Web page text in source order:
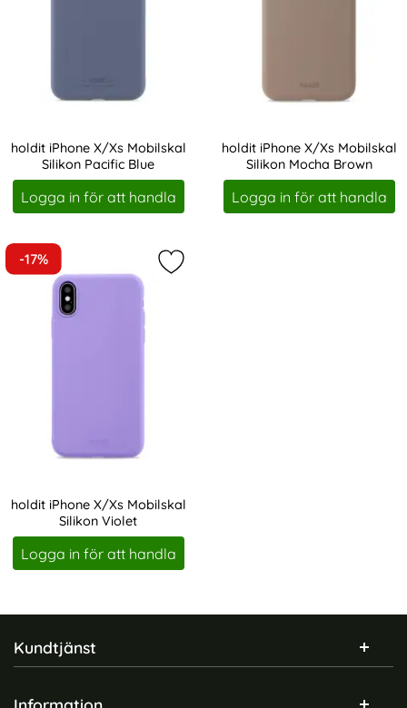
holdit iPhone X/Xs Mobilskal
Silikon Pacific Blue
Art. nr 203836
Logga in för att handla
holdit iPhone X/Xs Mobilskal
Silikon Mocha Brown
Art. nr 212536
Logga in för att handla
-17%
holdit iPhone X/Xs Mobilskal
Silikon Violet
Art. nr 212548
Logga in för att handla
Markera holdit iPhone X/Xs
Sidfot Blandad info och länkar
Kundtjänst